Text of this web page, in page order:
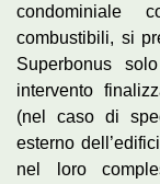
condominiale
combustibili, si
Superbonus
intervento
(nel caso di
esterno
nel loro